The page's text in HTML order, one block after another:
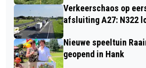
Verkeerschaos op
afsluiting A27: N322
Nieuwe speeltuin
geopend in Hank